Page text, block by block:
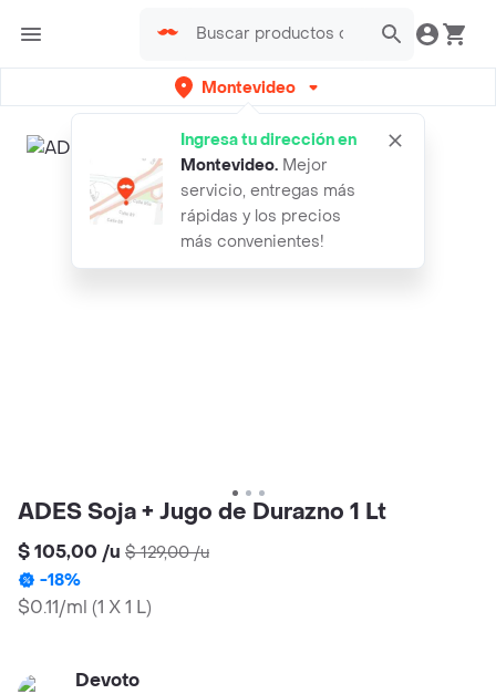
Montevideo
Ingresa tu dirección en
Montevideo. Mejor
servicio, entregas más
rápidas y los precios
más convenientes!
ADES Soja + Jugo de Durazno 1 Lt
$ 105,00 /u $ 129,00/u
-18%
$0.11/ml (1 X 1 L)
Devoto